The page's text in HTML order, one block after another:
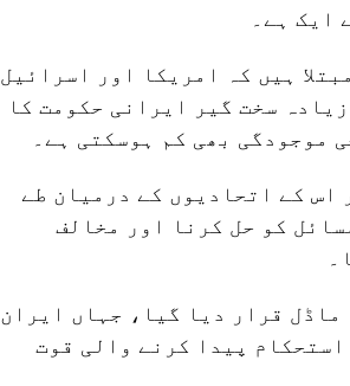
ایک ہے۔
ہیں کہ امریکا اور اسرائیل
سخت گیر ایرانی حکومت کا
موجودگی بھی کم ہوسکتی ہے۔
اس کے اتحادیوں کے درمیان طے
کو حل کرنا اور مخالف
قرار دیا گیا، جہاں ایران
عدم استحکام پیدا کرنے والی قوت